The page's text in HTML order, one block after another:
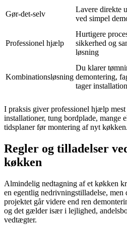
Gør-det-selv
Lavere direkte
ved simpel
Professionel hjælp
Hurtigere
sikkerhed og
løsning
Kombinationsløsning
Du klarer
demontering,
tager
I praksis giver professionel hjælp mest
installationer, tung bordplade, mange
tidsplaner før montering af nyt køkken.
Regler og tilladelser
køkken
Almindelig nedtagning af et køkken
en egentlig nedrivningstilladelse,
projektet går videre end ren
og det gælder især i lejlighed,
vedtægter.